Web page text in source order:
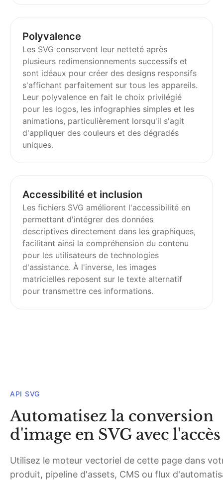
Polyvalence
Les SVG conservent leur netteté après
plusieurs redimensionnements successifs et
sont idéaux pour créer des designs responsifs
s'affichant parfaitement sur tous les appareils.
Leur polyvalence en fait le choix privilégié
pour les logos, les infographies simples et les
animations, particulièrement lorsqu'il s'agit
d'appliquer des couleurs et des dégradés
uniques.
Accessibilité et inclusion
Les fichiers SVG améliorent l'accessibilité en
permettant d'intégrer des données
descriptives directement dans les graphiques,
facilitant ainsi la compréhension du contenu
pour les utilisateurs de technologies
d'assistance. À l'inverse, les images
matricielles reposent sur le texte alternatif
pour transmettre ces informations.
API SVG
Automatisez la conversion
d'image en SVG avec
Utilisez le moteur vectoriel de cette page dans
produit, pipeline d'assets, CMS ou flux